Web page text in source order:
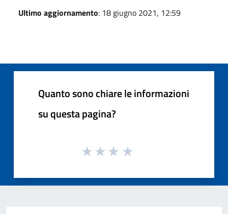
Ultimo aggiornamento: 18 giugno 2021, 12:59
Quanto sono chiare le informazioni
su questa pagina?